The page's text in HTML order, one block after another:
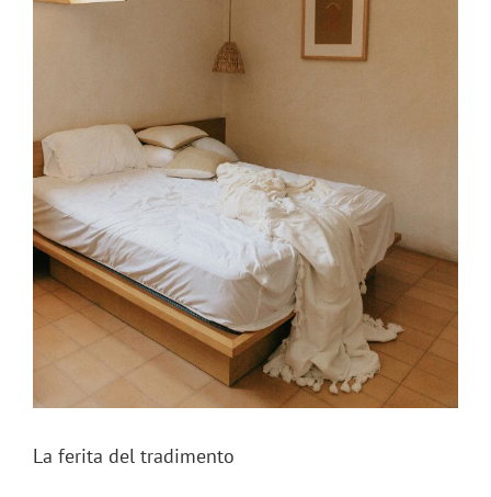
La ferita del tradimento